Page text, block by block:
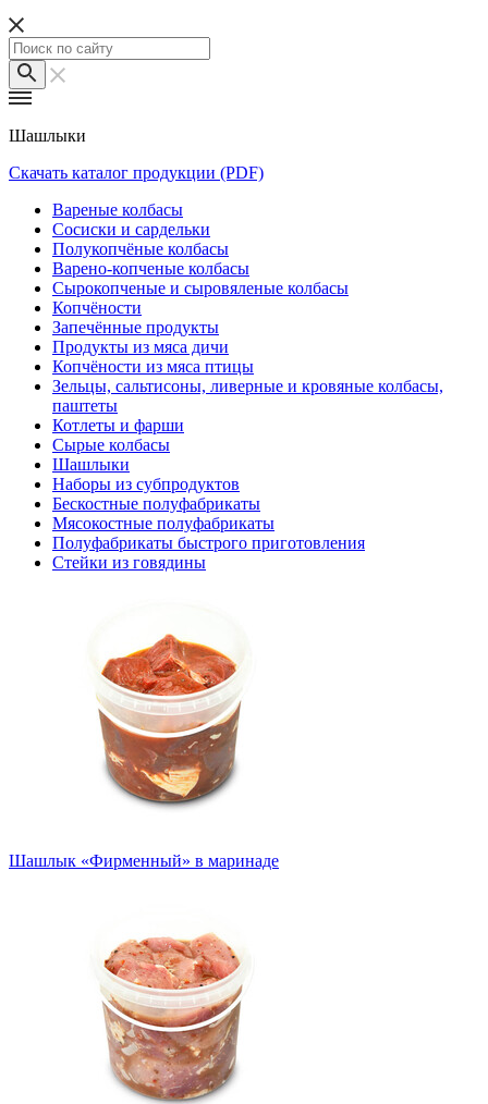
Шашлыки
Скачать каталог продукции (PDF)
Вареные колбасы
Сосиски и сардельки
Полукопчёные колбасы
Варено-копченые колбасы
Сырокопченые и сыровяленые колбасы
Копчёности
Запечённые продукты
Продукты из мяса дичи
Копчёности из мяса птицы
Зельцы, сальтисоны, ливерные и кровяные колбасы,
паштеты
Котлеты и фарши
Сырые колбасы
Шашлыки
Наборы из субпродуктов
Бескостные полуфабрикаты
Мясокостные полуфабрикаты
Полуфабрикаты быстрого приготовления
Стейки из говядины
Шашлык «Фирменный» в маринаде